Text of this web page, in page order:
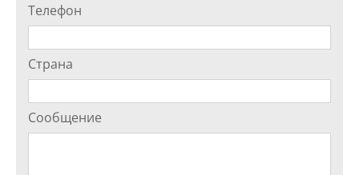
Телефон
Страна
Сообщение